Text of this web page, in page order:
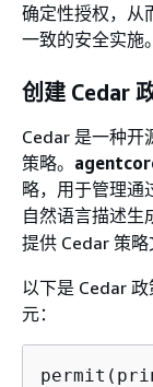
确定性授权，从
一致的安全实施。
创建 Cedar
Cedar 是一种开
策略。
略，用于管理通
自然语言描述生
提供 Cedar 策略
以下是 Cedar
元：